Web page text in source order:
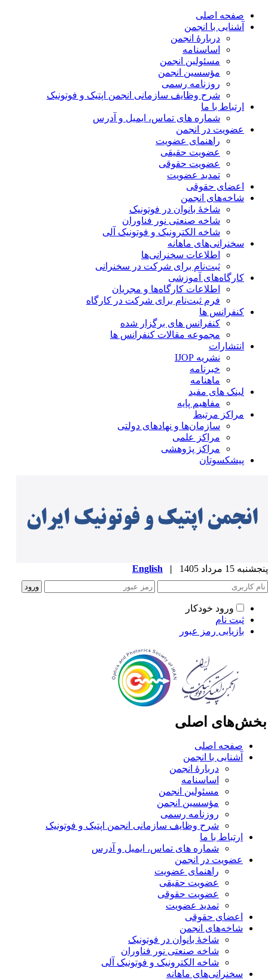
صفحه اصلی
آشنایی با انجمن
دربارۀ انجمن
اساسنامه
مسئولین انجمن
مؤسسین انجمن
روزنامه رسمی
شرح وظایف سازمانی انجمن اپتیک و فوتونیک
ارتباط با ما
شماره های تماس، ایمیل و آدرس
عضویت در انجمن
راهنمای عضویت
عضویت حقیقی
عضویت حقوقی
تمدید عضویت
اعضای حقوقی
شاخه‌های انجمن
شاخۀ بانوان در فوتونیک
شاخه صنعتی نور فناوران
شاخه‌ الکترونیک و فوتونیک آلی
سخنرانی‌های ماهانه
اطلاعات سخنرانی‌‌ها
ثبت‌نام برای شرکت در سخنرانی
کارگاه‌های آموزشی
اطلاعات کارگاه‌ها و مجریان
فرم ثبت‌نام برای شرکت در کارگاه
کنفرانس ها
کنفرانس های برگزار شده
مجموعه مقالات کنفرانس ها
انتشارات
نشریه IJOP
خبرنامه
ماهنامه
لینک های مفید
مفاهیم پایه
مراکز مرتبط
سازمان‌ها و نهادهای دولتی
مراکز علمی
مراکز پژوهشی
پیشکسوتان
15 مرداد 1405 |
English
ورود خودکار
ثبت نام
بازیابی رمز عبور
اصلی
صفحه اصلی
آشنایی با انجمن
دربارۀ انجمن
اساسنامه
مسئولین انجمن
مؤسسین انجمن
روزنامه رسمی
شرح وظایف سازمانی انجمن اپتیک و فوتونیک
ارتباط با ما
شماره های تماس، ایمیل و آدرس
عضویت در انجمن
راهنمای عضویت
عضویت حقیقی
عضویت حقوقی
تمدید عضویت
اعضای حقوقی
شاخه‌های انجمن
شاخۀ بانوان در فوتونیک
شاخه صنعتی نور فناوران
شاخه‌ الکترونیک و فوتونیک آلی
سخنرانی‌های ماهانه